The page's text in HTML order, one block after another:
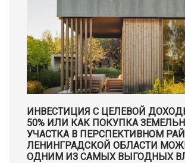
ИНВЕСТИЦИЯ С ЦЕЛЕВОЙ
50% ИЛИ КАК ПОКУПКА
УЧАСТКА В ПЕРСПЕКТИВНОМ
ЛЕНИНГРАДСКОЙ ОБЛАСТИ
ОДНИМ ИЗ САМЫХ ВЫГОДНЫХ